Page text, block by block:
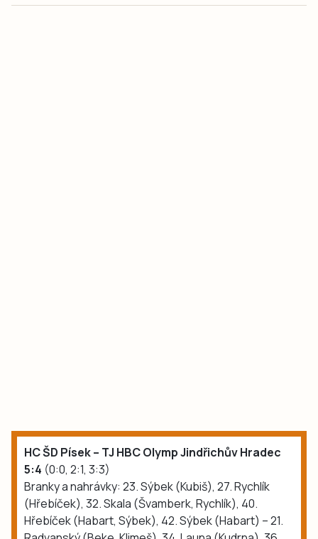
HC ŠD Písek – TJ HBC Olymp Jindřichův Hradec
5:4 (0:0, 2:1, 3:3)
Branky a nahrávky: 23. Sýbek (Kubiš), 27. Rychlík
(Hřebíček), 32. Skala (Švamberk, Rychlík), 40.
Hřebíček (Habart, Sýbek), 42. Sýbek (Habart) – 21.